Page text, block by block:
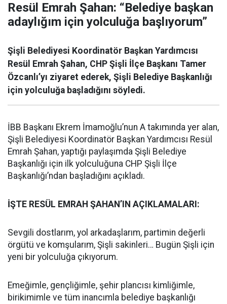
Resül Emrah Şahan: “Belediye başkan
adaylığım için yolculuğa başlıyorum”
Şişli Belediyesi Koordinatör Başkan Yardımcısı
Resül Emrah Şahan, CHP Şişli İlçe Başkanı Tamer
Özcanlı’yı ziyaret ederek, Şişli Belediye Başkanlığı
için yolculuğa başladığını söyledi.
İBB Başkanı Ekrem İmamoğlu’nun A takımında yer alan,
Şişli Belediyesi Koordinatör Başkan Yardımcısı Resül
Emrah Şahan, yaptığı paylaşımda Şişli Belediye
Başkanlığı için ilk yolculuğuna CHP Şişli İlçe
Başkanlığı’ndan başladığını açıkladı.
İŞTE RESÜL EMRAH ŞAHAN’IN AÇIKLAMALARI:
Sevgili dostlarım, yol arkadaşlarım, partimin değerli
örgütü ve komşularım, Şişli sakinleri… Bugün Şişli için
yeni bir yolculuğa çıkıyorum.
Emeğimle, gençliğimle, şehir plancısı kimliğimle,
birikimimle ve tüm inancımla belediye başkanlığı